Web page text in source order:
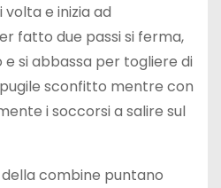
e inizia ad
fatto due passi si ferma,
si abbassa per togliere di
sconfitto mentre con
i soccorsi a salire sul
combine puntano